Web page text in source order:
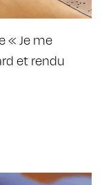
« Je me
et rendu